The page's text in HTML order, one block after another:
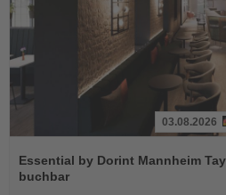
Sie
die
03.08.2026
Essential by Dorint Mannheim
buchbar